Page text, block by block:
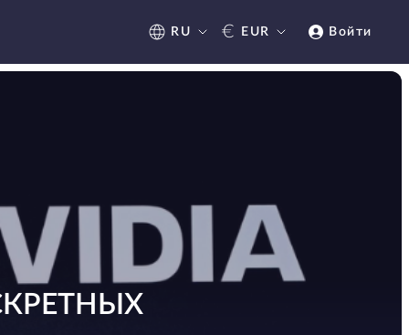
RU € EUR Войти